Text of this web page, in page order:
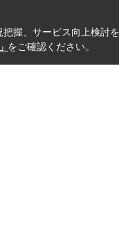
握、サービス向上検討
をご確認ください。